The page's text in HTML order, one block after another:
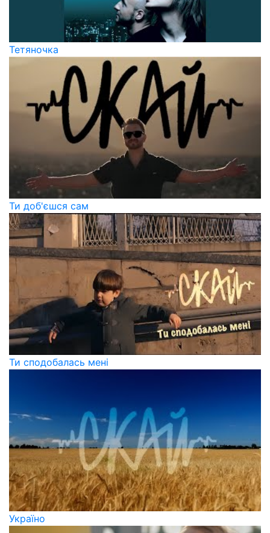
Тетяночка
Ти доб'єшся сам
Ти сподобалась мені
Україно